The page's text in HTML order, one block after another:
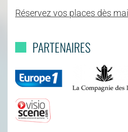
Réservez vos places dès
PARTENAIRES